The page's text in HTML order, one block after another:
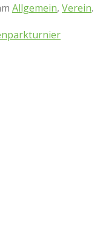
Allgemein, Verein.